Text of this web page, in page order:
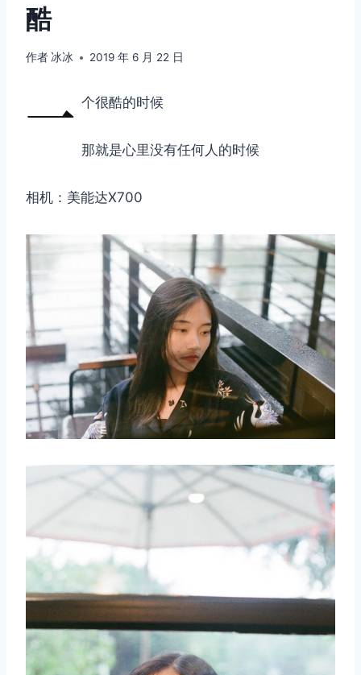
酷
作者 冰冰 2019 年 6 月 22 日
一 个很酷的时候
那就是心里没有任何人的时候
相机：美能达X700